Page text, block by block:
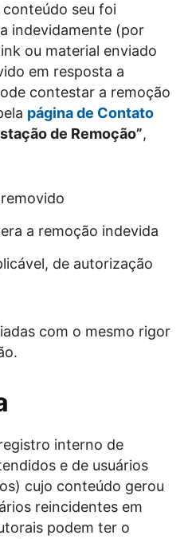
conteúdo seu foi
indevidamente (por
ou material enviado
em resposta a
contestar a remoção
página de Contato
de Remoção”,
a remoção indevida
de autorização
com o mesmo rigor
interno de
e de usuários
cujo conteúdo gerou
reincidentes em
podem ter o